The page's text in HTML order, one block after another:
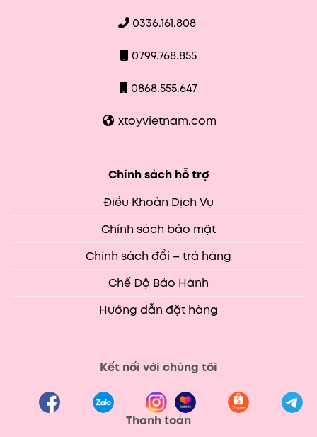
0336.161.808
0799.768.855
0868.555.647
xtoyvietnam.com
Chính sách hỗ trợ
Điều Khoản Dịch Vụ
Chính sách bảo mật
Chính sách đổi – trả hàng
Chế Độ Bảo Hành
Hướng dẫn đặt hàng
Kết nối với chúng tôi
Thanh toán